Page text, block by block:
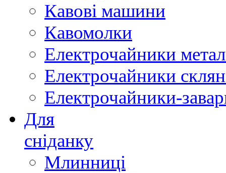
Кавові машини
Кавомолки
Електрочайники
Електрочайники
Електрочайники-
Для
сніданку
Млинниці